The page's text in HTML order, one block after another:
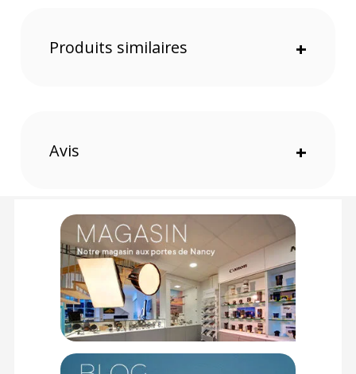
La Smallrig 4327 permet un contrôle sans échelons de la
DJI RS2, RS3 Pro, RS4 et RS4 Pro, garantissant une parfaite
intégration et une expérience utilisateur optimale.
en mode inversé, ce qui est idéal pour explorer des angles
de prise de vue variés et créatifs.
Ergonomie améliorée
Son design ergonomique permet une prise en main
confortable, réduisant la fatigue lors des prises de vue
prolongées et assurant un meilleur contrôle de l'appareil.
Montage rapide et modulaire
La poignée permet de monter et démonter rapidement des
Produits similaires +
Avis +